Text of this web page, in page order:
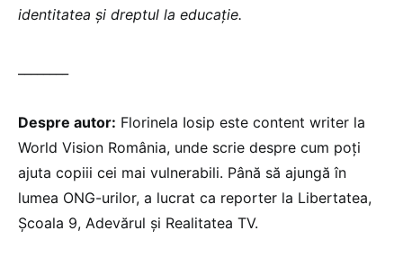
identitatea și dreptul la educație.
Despre autor: Florinela Iosip este content writer la
World Vision România, unde scrie despre cum poți
ajuta copiii cei mai vulnerabili. Până să ajungă în
lumea ONG-urilor, a lucrat ca reporter la Libertatea,
Școala 9, Adevărul și Realitatea TV.